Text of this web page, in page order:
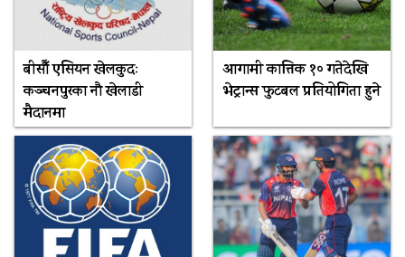
बीसौँ एसियन खेलकुदः
कञ्चनपुरका नौ खेलाडी
मैदानमा
आगामी कात्तिक १० गतेदेखि
भेट्रान्स फुटबल प्रतियोगिता हुने